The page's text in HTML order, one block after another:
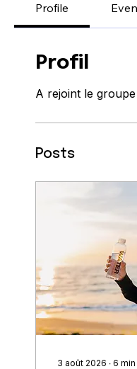
Profile
Profil
A rejoint le groupe
Posts
3 août 2026 ∙ 6 min